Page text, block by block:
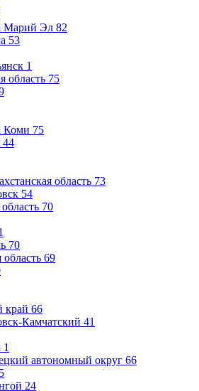
Марий Эл 82
53
1
область 75
Коми 75
44
область 73
54
70
70
69
край 66
Камчатский 41
1
автономный округ 66
24